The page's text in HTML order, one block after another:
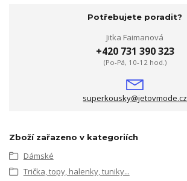
Potřebujete poradit?
Jitka Faimanová
+420 731 390 323
(Po-Pá, 10-12 hod.)
superkousky@jetovmode.cz
Zboží zařazeno v kategoriích
Dámské
Trička, topy, halenky, tuniky...